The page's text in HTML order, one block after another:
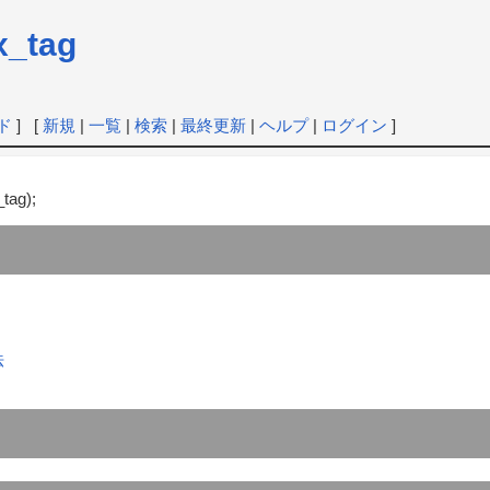
] [ 新規 | 一覧| 検索| 最終更新| ヘルプ| ログイン ]